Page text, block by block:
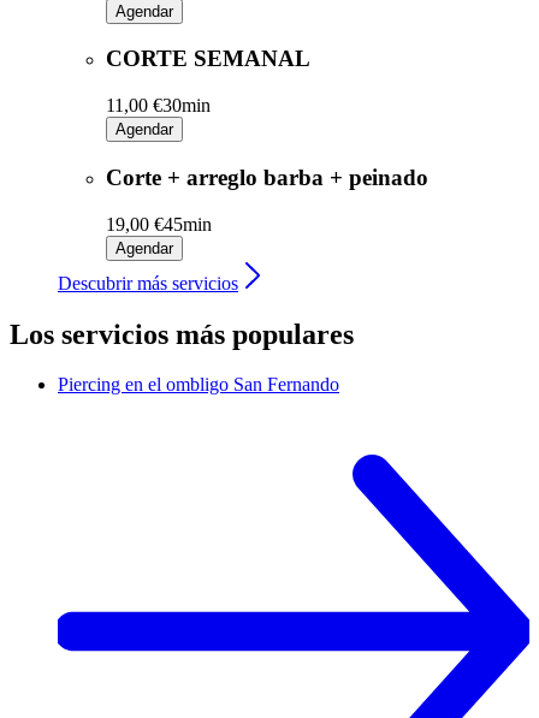
Agendar
CORTE SEMANAL
11,00 €30min
Agendar
Corte + arreglo barba + peinado
19,00 €45min
Agendar
Descubrir más servicios
Los servicios más populares
Piercing en el ombligo San Fernando